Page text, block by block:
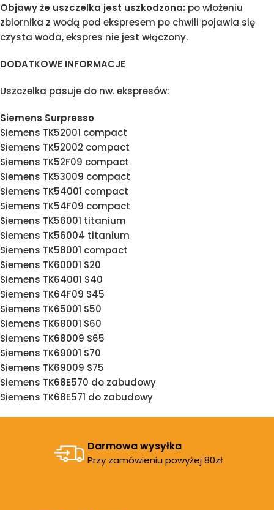
Objawy że uszczelka jest uszkodzona: po włożeniu
zbiornika z wodą pod ekspresem po chwili pojawia się
czysta woda, ekspres nie jest włączony.
DODATKOWE INFORMACJE
Uszczelka pasuje do nw. ekspresów:
Siemens Surpresso
Siemens TK52001 compact
Siemens TK52002 compact
Siemens TK52F09 compact
Siemens TK53009 compact
Siemens TK54001 compact
Siemens TK54F09 compact
Siemens TK56001 titanium
Siemens TK56004 titanium
Siemens TK58001 compact
Siemens TK60001 S20
Siemens TK64001 S40
Siemens TK64F09 S45
Siemens TK65001 S50
Siemens TK68001 S60
Siemens TK68009 S65
Siemens TK69001 S70
Siemens TK69009 S75
Siemens TK68E570 do zabudowy
Siemens TK68E571 do zabudowy
Darmowa wysyłka
Przy zamówieniu powyżej 80zł